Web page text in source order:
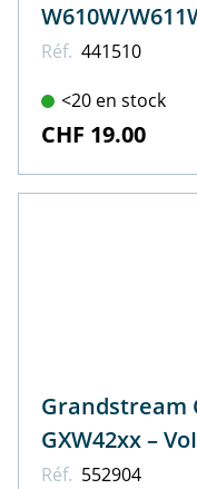
W610W/
Réf. 441510
<20 en stock
CHF 19.00
Grandstream
Réf. 552904